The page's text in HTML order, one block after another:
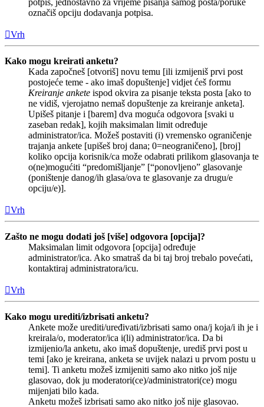
označiš opciju dodavanja potpisa.
Vrh
Kako mogu kreirati anketu?
Kada započneš [otvoriš] novu temu [ili izmijeniš prvi post
postojeće teme - ako imaš dopuštenje] vidjet ćeš formu
Kreiranje ankete ispod okvira za pisanje teksta posta [ako to
ne vidiš, vjerojatno nemaš dopuštenje za kreiranje anketa].
Upišeš pitanje i [barem] dva moguća odgovora [svaki u
zaseban redak], kojih maksimalan limit određuje
administrator/ica. Možeš postaviti (i) vremensko ograničenje
trajanja ankete [upišeš broj dana; 0=neograničeno], [broj]
koliko opcija korisnik/ca može odabrati prilikom glasovanja te
o(ne)mogućiti “predomišljanje” [“ponovljeno” glasovanje
(poništenje danog/ih glasa/ova te glasovanje za drugu/e
opciju/e)].
Vrh
Zašto ne mogu dodati još [više] odgovora [opcija]?
Maksimalan limit odgovora [opcija] određuje
administrator/ica. Ako smatraš da bi taj broj trebalo povećati,
kontaktiraj administratora/icu.
Vrh
Kako mogu urediti/izbrisati anketu?
Ankete može urediti/uređivati/izbrisati samo ona/j koja/i ih je i
kreirala/o, moderator/ica i(li) administrator/ica. Da bi
izmijenio/la anketu, ako imaš dopuštenje, urediš prvi post u
temi [ako je kreirana, anketa se uvijek nalazi u prvom postu u
temi]. Ti anketu možeš izmijeniti samo ako nitko još nije
glasovao, dok ju moderatori(ce)/administratori(ce) mogu
mijenjati bilo kada.
Anketu možeš izbrisati samo ako nitko još nije glasovao.